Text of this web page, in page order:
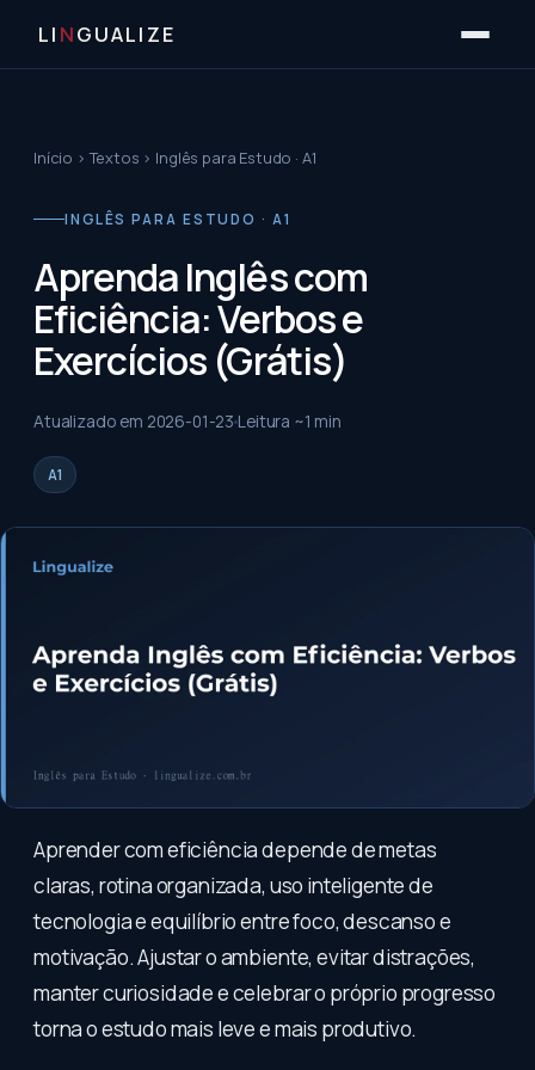
LI NGUALIZE
Início ›Textos › Inglês para Estudo · A1
INGLÊS PARA ESTUDO · A1
Aprenda Inglês com
Eficiência: Verbos e
Exercícios (Grátis)
Atualizado em 2026-01-23 Leitura ~1 min
A1
Aprender com eficiência depende de metas
claras, rotina organizada, uso inteligente de
tecnologia e equilíbrio entre foco, descanso e
motivação. Ajustar o ambiente, evitar distrações,
manter curiosidade e celebrar o próprio progresso
torna o estudo mais leve e mais produtivo.